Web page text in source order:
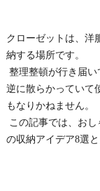
クローゼットは、洋
納する場所です。
整理整頓が行き届い
逆に散らかっていて
もなりかねません。
この記事では、お
の収納アイデア8選